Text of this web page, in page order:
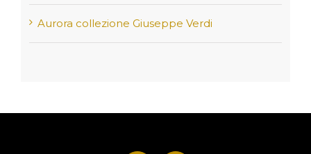
Aurora collezione Giuseppe Verdi